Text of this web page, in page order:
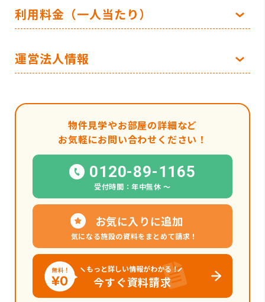
利用料金（一人当たり）
運営法人情報
物件見学やお部屋の詳細など
お気軽にお問い合わせください！
0120-89-1165
受付時間：年中無休 〜
お気に入りに追加
気になる施設の資料をまとめて請求！
もっと詳しい情報がわかる！
今すぐ資料請求